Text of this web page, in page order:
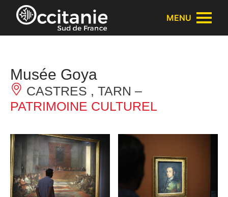
Panneau de gestion des cookies
MENU
Musée Goya
CASTRES , TARN –
PATRIMOINE CULTUREL